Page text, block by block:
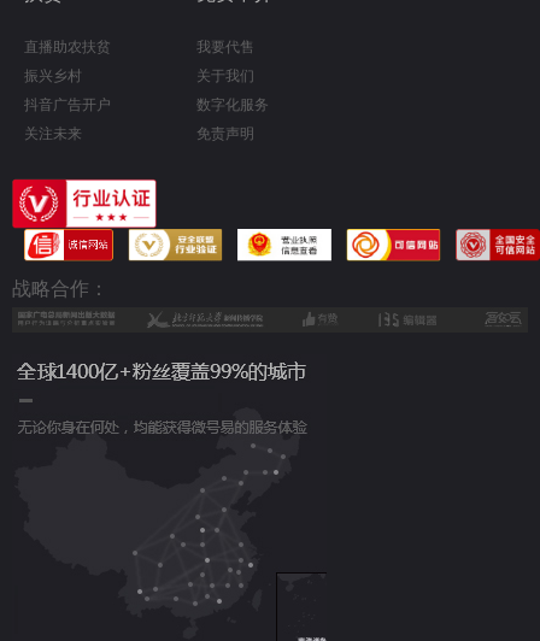
直播助农扶贫
振兴乡村
抖音广告开户
关注未来
我要代售
关于我们
数字化服务
免责声明
战略合作：